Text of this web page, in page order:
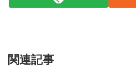
関連記事